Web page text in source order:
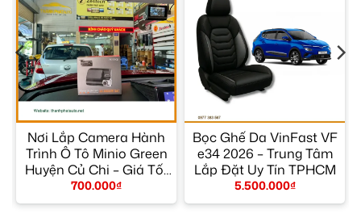
Nơi Lắp Camera Hành
Trình Ô Tô Minio Green
Huyện Củ Chi – Giá Tốt
TPHCM
700.000₫
Bọc Ghế Da VinFast VF
e34 2026 – Trung Tâm
Lắp Đặt Uy Tín TPHCM
5.500.000₫